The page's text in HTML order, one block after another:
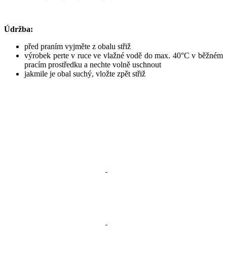
Údržba:
před praním vyjměte z obalu střiž
výrobek perte v ruce ve vlažné vodě do max. 40°C v běžném
pracím prostředku a nechte volně uschnout
jakmile je obal suchý, vložte zpět střiž